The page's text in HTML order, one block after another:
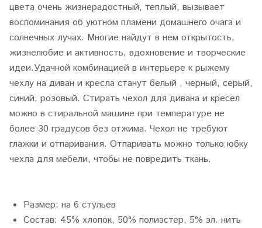
цвета очень жизнерадостный, теплый, вызывает
воспоминания об уютном пламени домашнего очага и
солнечных лучах. Многие найдут в нем открытость,
жизнелюбие и активность, вдохновение и творческие
идеи.Удачной комбинацией в интерьере к рыжему
чехлу на диван и кресла станут белый , черный, серый,
синий, розовый. Стирать чехол для дивана и кресел
можно в стиральной машине при температуре не
более 30 градусов без отжима. Чехол не требуют
глажки и отпаривания. Отпаривать можно только юбку
чехла для мебели, чтобы не повредить ткань.
Размер: на 6 стульев
Состав: 45% хлопок, 50% полиэстер, 5% эл. нить